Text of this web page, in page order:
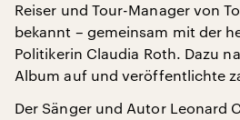
Reiser und Tour-Manager von
bekannt – gemeinsam mit der
Politikerin Claudia Roth. Dazu
Album auf und veröffentlichte
Der Sänger und Autor Leonard